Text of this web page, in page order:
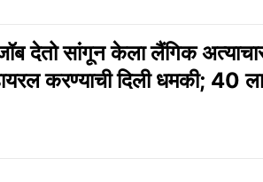
देतो सांगून केला लैंगिक
करण्याची दिली धमकी; 40